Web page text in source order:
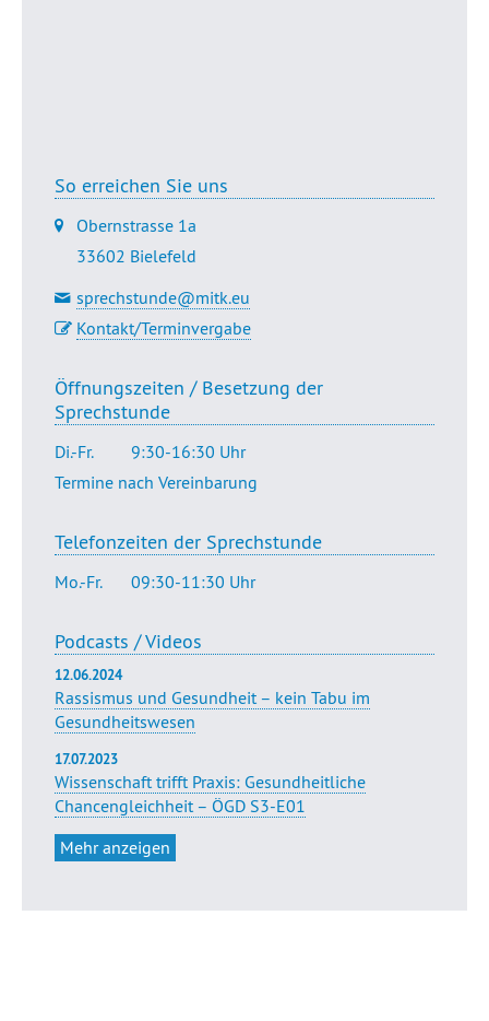
So erreichen Sie uns
Obernstrasse 1a
33602 Bielefeld
sprechstunde@mitk.eu
Kontakt/Terminvergabe
Öffnungszeiten / Besetzung der
Sprechstunde
Di.-Fr.
9:30-16:30 Uhr
Termine nach Vereinbarung
Telefonzeiten der Sprechstunde
Mo.-Fr. 09:30-11:30 Uhr
Podcasts / Videos
12.06.2024
Rassismus und Gesundheit – kein Tabu im
Gesundheitswesen
17.07.2023
Wissenschaft trifft Praxis: Gesundheitliche
Chancengleichheit – ÖGD S3-E01
Mehr anzeigen